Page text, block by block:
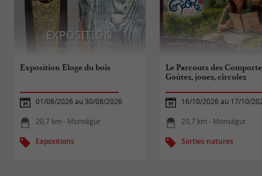
Exposition Eloge du bois
01/08/2026 au 30/08/2026
20,7 km - Monségur
Expositions
Le Parcours des
Goûtez, jouez, circulez
16/10/2026 au 17/10/
20,7 km - Monségur
Sorties natures